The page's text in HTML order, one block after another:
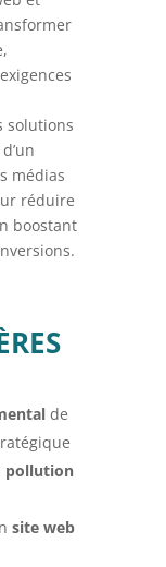
solutions
médias
réduire
boostant
de
pollution
site web